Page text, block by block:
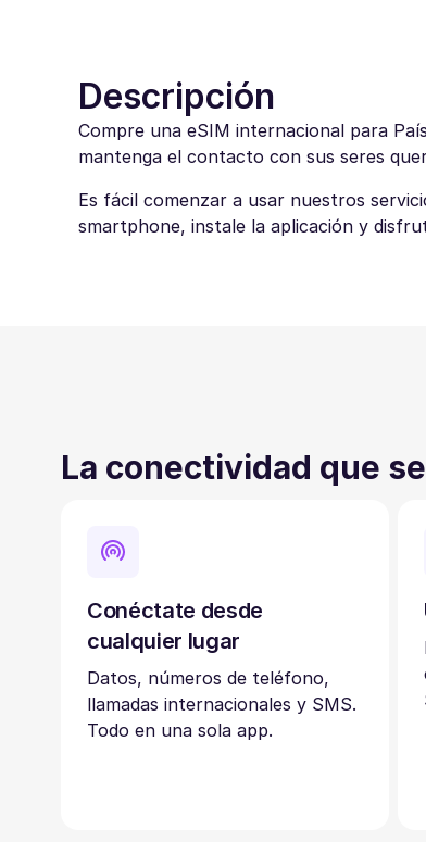
Descripción
Compre una eSIM internacional para
mantenga el contacto con sus seres
Es fácil comenzar a usar nuestros
smartphone, instale la aplicación y
La conectividad que
Conéctate desde
cualquier lugar
Datos, números de teléfono,
llamadas internacionales y SMS.
Todo en una sola app.